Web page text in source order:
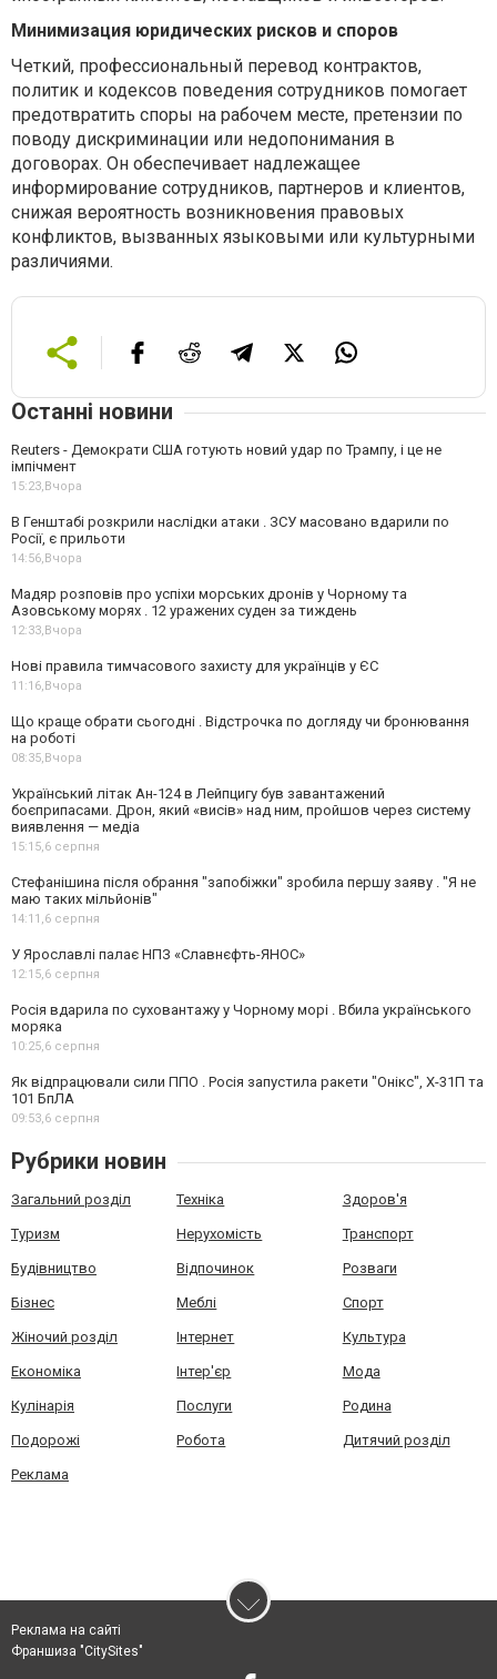
Минимизация юридических рисков и споров
Четкий, профессиональный перевод контрактов,
политик и кодексов поведения сотрудников помогает
предотвратить споры на рабочем месте, претензии по
поводу дискриминации или недопонимания в
договорах. Он обеспечивает надлежащее
информирование сотрудников, партнеров и клиентов,
снижая вероятность возникновения правовых
конфликтов, вызванных языковыми или культурными
различиями.
Останні новини
Reuters - Демократи США готують новий удар по Трампу, і це не
імпічмент
15:23,Вчора
В Генштабі розкрили наслідки атаки . ЗСУ масовано вдарили по
Росії, є прильоти
14:56,Вчора
Мадяр розповів про успіхи морських дронів у Чорному та
Азовському морях . 12 уражених суден за тиждень
12:33,Вчора
Нові правила тимчасового захисту для українців у ЄС
11:16,Вчора
Що краще обрати сьогодні . Відстрочка по догляду чи бронювання
на роботі
08:35,Вчора
Український літак Ан-124 в Лейпцигу був завантажений
боєприпасами. Дрон, який «висів» над ним, пройшов через систему
виявлення — медіа
15:15,6 серпня
Стефанішина після обрання "запобіжки" зробила першу заяву . "Я не
маю таких мільйонів"
14:11,6 серпня
У Ярославлі палає НПЗ «Славнєфть-ЯНОС»
12:15,6 серпня
Росія вдарила по суховантажу у Чорному морі . Вбила українського
моряка
10:25,6 серпня
Як відпрацювали сили ППО . Росія запустила ракети "Онікс", Х-31П та
101 БпЛА
09:53,6 серпня
Рубрики новин
Загальний розділ Техніка Здоров'я
Туризм Нерухомість Транспорт
Будівництво Відпочинок Розваги
Бізнес Меблі Спорт
Жіночий розділ Інтернет Культура
Економіка Інтер'єр Мода
Кулінарія Послуги Родина
Подорожі Робота Дитячий розділ
Реклама
Реклама на сайті
Франшиза "CitySites"